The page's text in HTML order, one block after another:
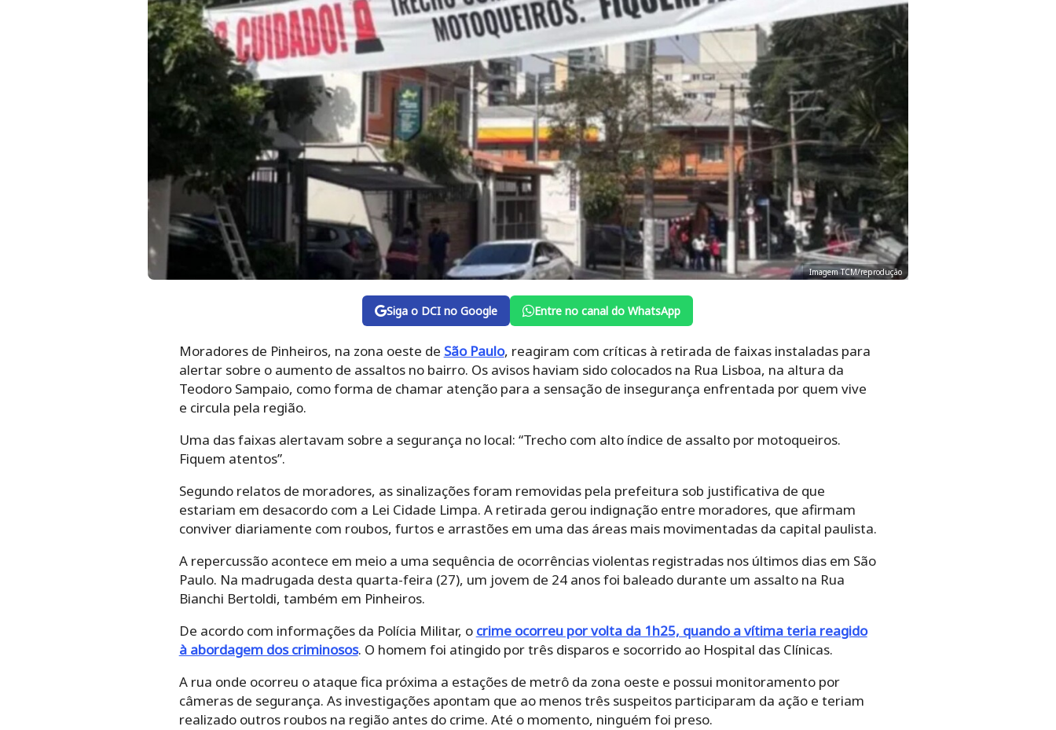
Imagem TCM/reprodução
Siga o DCI no Google Entre no canal do WhatsApp
Moradores de Pinheiros, na zona oeste de São Paulo, reagiram com críticas à retirada de faixas instaladas para
alertar sobre o aumento de assaltos no bairro. Os avisos haviam sido colocados na Rua Lisboa, na altura da
Teodoro Sampaio, como forma de chamar atenção para a sensação de insegurança enfrentada por quem vive
e circula pela região.
Uma das faixas alertavam sobre a segurança no local: “Trecho com alto índice de assalto por motoqueiros.
Fiquem atentos”.
Segundo relatos de moradores, as sinalizações foram removidas pela prefeitura sob justificativa de que
estariam em desacordo com a Lei Cidade Limpa. A retirada gerou indignação entre moradores, que afirmam
conviver diariamente com roubos, furtos e arrastões em uma das áreas mais movimentadas da capital paulista.
A repercussão acontece em meio a uma sequência de ocorrências violentas registradas nos últimos dias em São
Paulo. Na madrugada desta quarta-feira (27), um jovem de 24 anos foi baleado durante um assalto na Rua
Bianchi Bertoldi, também em Pinheiros.
De acordo com informações da Polícia Militar, o crime ocorreu por volta da 1h25, quando a vítima teria reagido
à abordagem dos criminosos. O homem foi atingido por três disparos e socorrido ao Hospital das Clínicas.
A rua onde ocorreu o ataque fica próxima a estações de metrô da zona oeste e possui monitoramento por
câmeras de segurança. As investigações apontam que ao menos três suspeitos participaram da ação e teriam
realizado outros roubos na região antes do crime. Até o momento, ninguém foi preso.